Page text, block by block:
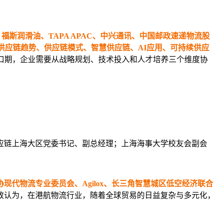
斯润滑油、TAPA APAC、中兴通讯、中国邮政速递物流股
应链趋势、供应链模式、智慧供应链、AI应用、可持续供应
，企业需要从战略规划、技术投入和人才培养三个维度协
链上海大区党委书记、副总经理；上海海事大学校友会副会
代物流专业委员会、Agilox、长三角智慧城区低空经济联合
为，在港航物流行业，随着全球贸易的日益复杂与多元化，